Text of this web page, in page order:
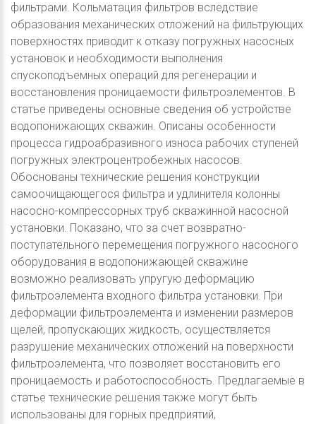
фильтрами. Кольматация фильтров вследствие
образования механических отложений на фильтрующих
поверхностях приводит к отказу погружных насосных
установок и необходимости выполнения
спускоподъемных операций для регенерации и
восстановления проницаемости фильтроэлементов. В
статье приведены основные сведения об устройстве
водопонижающих скважин. Описаны особенности
процесса гидроабразивного износа рабочих ступеней
погружных электроцентробежных насосов.
Обоснованы технические решения конструкции
самоочищающегося фильтра и удлинителя колонны
насосно-компрессорных труб скважинной насосной
установки. Показано, что за счет возвратно-
поступательного перемещения погружного насосного
оборудования в водопонижающей скважине
возможно реализовать упругую деформацию
фильтроэлемента входного фильтра установки. При
деформации фильтроэлемента и изменении размеров
щелей, пропускающих жидкость, осуществляется
разрушение механических отложений на поверхности
фильтроэлемента, что позволяет восстановить его
проницаемость и работоспособность. Предлагаемые в
статье технические решения также могут быть
использованы для горных предприятий,